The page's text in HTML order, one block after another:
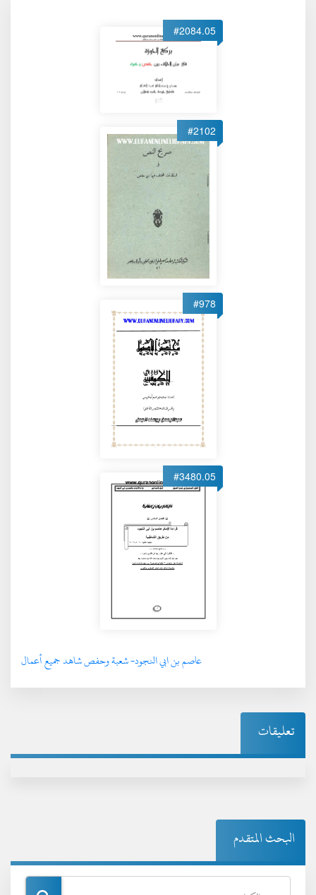
#2084.05
#2102
#978
#3480.05
عاصم بن ابي النجود- شعبة وحفص شاهد جميع أعمال
تعليقات
البحث المتقدم